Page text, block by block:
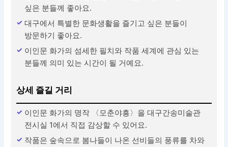
싶은 분들께 좋아요.
대구에서 특별한 문화생활을 즐기고 싶은 분들이
방문하기 좋아요.
이인문 화가의 섬세한 필치와 작품 세계에 관심 있는
분들께 의미 있는 시간이 될 거예요.
상세 즐길 거리
이인문 화가의 명작 〈모춘야흥〉을 대구간송미술관
전시실 1에서 직접 감상할 수 있어요.
작품은 숲속으로 봄나들이 나온 선비들의 풍류를 차와